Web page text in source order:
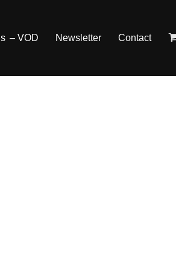
– VOD Newsletter Contact